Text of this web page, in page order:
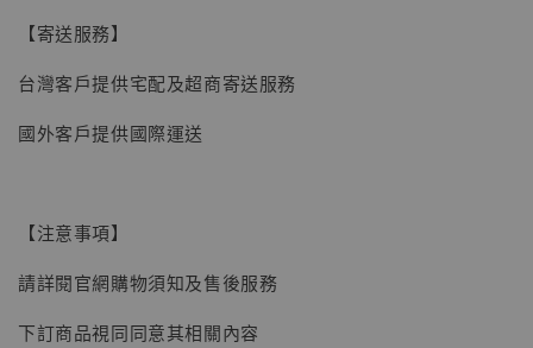
【現貨】BJSTUDIO 1/6系列可動蒐藏人偶 讓
【寄送服務】
台灣客戶提供宅配及超商寄送服務
國外客戶提供國際運送
【注意事項】
請詳閱官網購物須知及售後服務
下訂商品視同同意其相關內容